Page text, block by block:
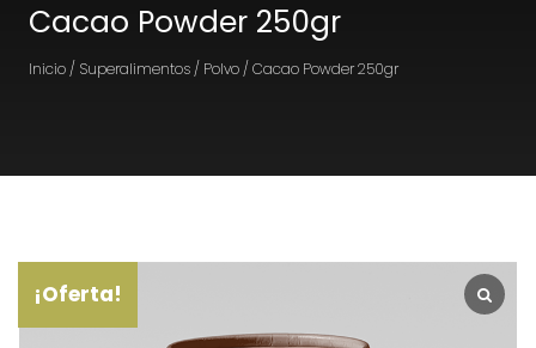
Cacao Powder 250gr
Inicio / Superalimentos / Polvo / Cacao Powder 250gr
¡Oferta!